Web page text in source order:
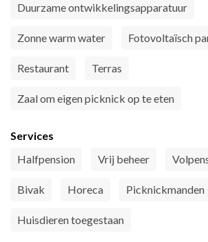
Duurzame ontwikkelingsapparatuur
Zonne warm water Fotovoltaïsch
Restaurant Terras
Zaal om eigen picknick op te eten
Services
Halfpension
Vrij beheer
Bivak Horeca Picknickmanden
Huisdieren toegestaan